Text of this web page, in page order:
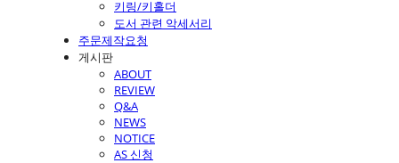
키링/키홀더
도서 관련 악세서리
주문제작요청
게시판
ABOUT
REVIEW
Q&A
NEWS
NOTICE
AS 신청